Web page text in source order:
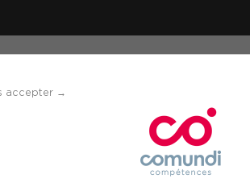
accepter →
jeunes générations Z & Alpha avec les neurosciences